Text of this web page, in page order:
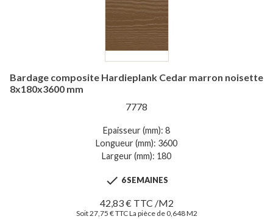
Bardage composite Hardieplank Cedar marron noisette
8x180x3600 mm
7778
Epaisseur (mm): 8
Longueur (mm): 3600
Largeur (mm): 180
 6 SEMAINES
42,83 € TTC /M2
Soit 27,75 € TTC La pièce de 0,648 M2